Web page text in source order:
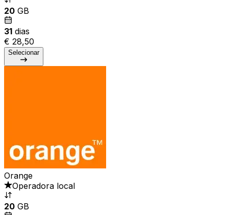
20 GB
31 dias
€ 28,50
Selecionar
Orange
Operadora local
20 GB